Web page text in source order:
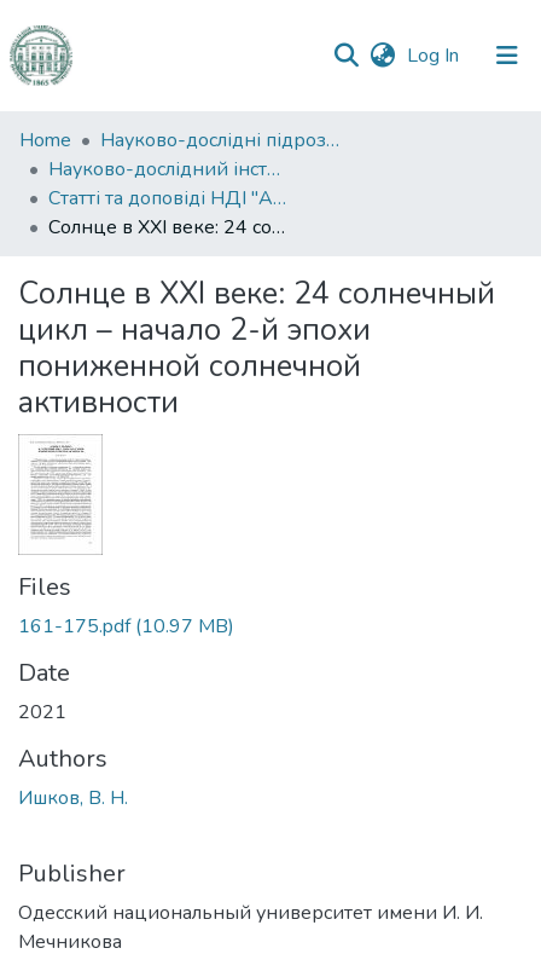
Log In (current)
Communities
&
Collections
All of DSpace
Statistics
Home
Науково-дослідні підрозділи
Науково-дослідний інститут "Астрономічна обсерваторія"
Статті та доповіді НДІ "АО"
Солнце в ХХI веке: 24 солнечный цикл – начало 2-й эпохи пониженной солнечной активности
Солнце в ХХI веке: 24 солнечный
цикл – начало 2-й эпохи
пониженной солнечной
активности
Files
161-175.pdf(10.97 MB)
Date
2021
Authors
Ишков, В. Н.
Publisher
Одесский национальный университет имени И. И.
Мечникова